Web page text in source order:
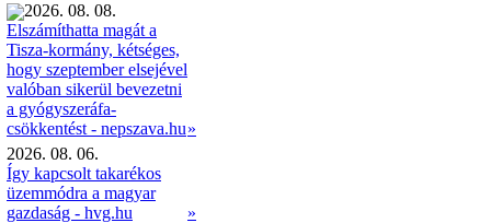
2026. 08. 08.
Elszámíthatta magát a
Tisza-kormány, kétséges,
hogy szeptember elsejével
valóban sikerül bevezetni
a gyógyszeráfa-
csökkentést - nepszava.hu»
2026. 08. 06.
Így kapcsolt takarékos
üzemmódra a magyar
gazdaság - hvg.hu
»